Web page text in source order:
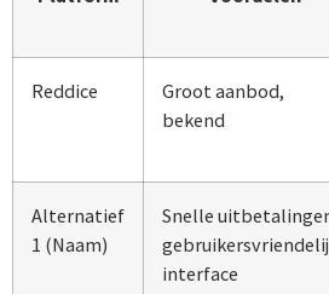
Reddice
Groot aanbod,
bekend
Alternatief
1 (Naam)
Snelle
interface